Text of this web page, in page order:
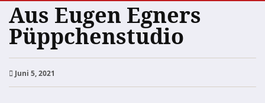
Aus Eugen Egners
Püppchenstudio
Juni 5, 2021